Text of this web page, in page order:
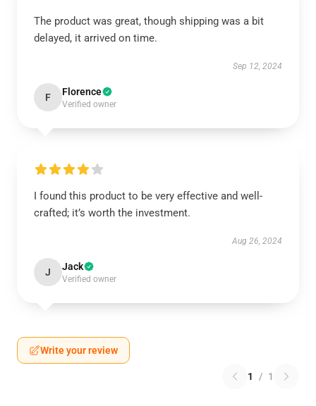
The product was great, though shipping was a bit
delayed, it arrived on time.
Sep 12, 2024
F Florence
Verified owner
I found this product to be very effective and well-
crafted; it’s worth the investment.
Aug 26, 2024
J Jack
Verified owner
Write your review
1 / 1